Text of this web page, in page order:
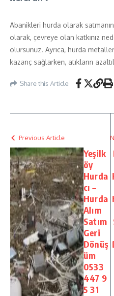
Abanikleri hurda olarak
olarak, çevreye olan katkınız
olursunuz. Ayrıca, hurda
kazanç sağlarken, atıkların
Share this Article
Previous Article
Yeşilk
öy
Hurda
cı –
Hurda
Alım
Satım
Geri
Dönüş
üm
0533
447 9
5 31